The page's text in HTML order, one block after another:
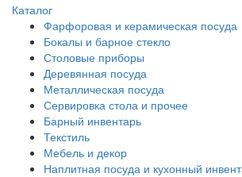
Каталог
Фарфоровая и керамическая посуда
Бокалы и барное стекло
Столовые приборы
Деревянная посуда
Металлическая посуда
Сервировка стола и прочее
Барный инвентарь
Текстиль
Мебель и декор
Наплитная посуда и кухонный